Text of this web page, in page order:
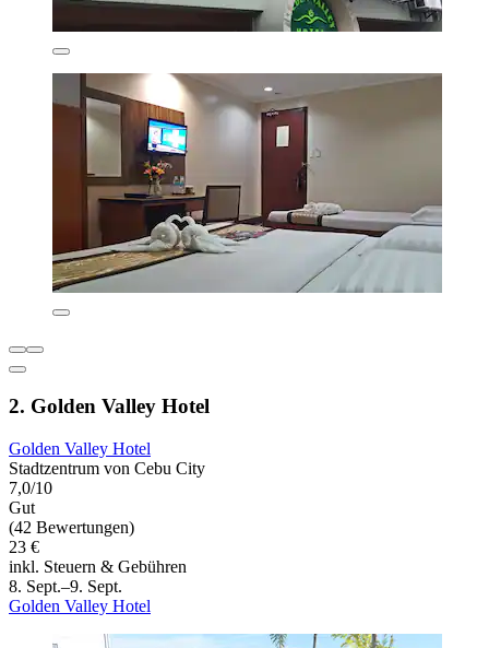
2. Golden Valley Hotel
Golden Valley Hotel
Stadtzentrum von Cebu City
7,0/10
Gut
(42 Bewertungen)
23 €
inkl. Steuern & Gebühren
8. Sept.–9. Sept.
Golden Valley Hotel